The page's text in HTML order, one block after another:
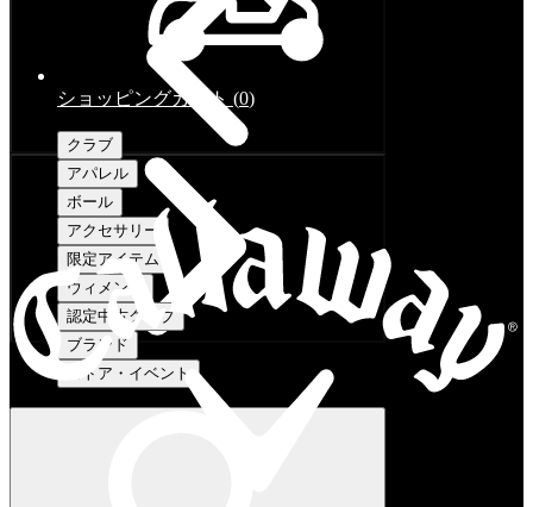
ショッピングカート (0)
クラブ
アパレル
ボール
アクセサリー
限定アイテム
ウィメンズ
認定中古クラブ
ブランド
ストア・イベント